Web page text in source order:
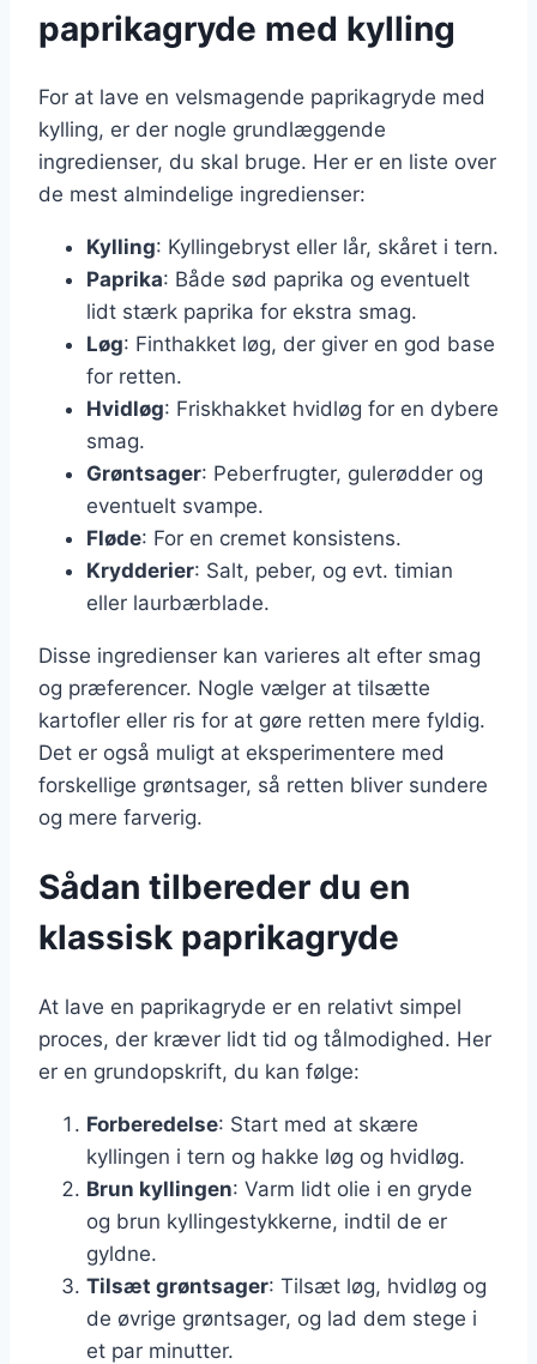
paprikagryde med kylling
For at lave en velsmagende paprikagryde med
kylling, er der nogle grundlæggende
ingredienser, du skal bruge. Her er en liste over
de mest almindelige ingredienser:
Kylling: Kyllingebryst eller lår, skåret i tern.
Paprika: Både sød paprika og eventuelt
lidt stærk paprika for ekstra smag.
Løg: Finthakket løg, der giver en god base
for retten.
Hvidløg: Friskhakket hvidløg for en dybere
smag.
Grøntsager: Peberfrugter, gulerødder og
eventuelt svampe.
Fløde: For en cremet konsistens.
Krydderier: Salt, peber, og evt. timian
eller laurbærblade.
Disse ingredienser kan varieres alt efter smag
og præferencer. Nogle vælger at tilsætte
kartofler eller ris for at gøre retten mere fyldig.
Det er også muligt at eksperimentere med
forskellige grøntsager, så retten bliver sundere
og mere farverig.
Sådan tilbereder du en
klassisk paprikagryde
At lave en paprikagryde er en relativt simpel
proces, der kræver lidt tid og tålmodighed. Her
er en grundopskrift, du kan følge:
Forberedelse: Start med at skære
kyllingen i tern og hakke løg og hvidløg.
Brun kyllingen: Varm lidt olie i en gryde
og brun kyllingestykkerne, indtil de er
gyldne.
Tilsæt grøntsager: Tilsæt løg, hvidløg og
de øvrige grøntsager, og lad dem stege i
et par minutter.